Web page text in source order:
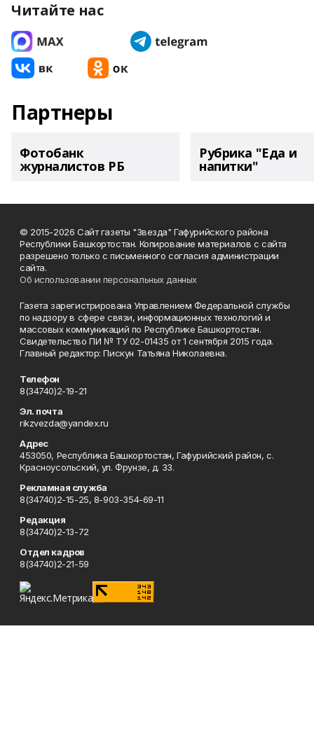
Читайте нас
Партнеры
Фотобанк
журналистов РБ
Рубрика "Еда и
напитки"
© 2015-2026 Сайт газеты "Звезда" Гафурийского района
Республики Башкортостан. Копирование материалов с сайта
разрешено только с письменного согласия администрации
сайта.
Об использовании персональных данных
Газета зарегистрирована Управлением Федеральной службы
по надзору в сфере связи, информационных технологий и
массовых коммуникаций по Республике Башкортостан.
Свидетельство ПИ № ТУ 02-01435 от 1 сентября 2015 года.
Главный редактор: Пискун Татьяна Николаевна.
Телефон
8(34740)2-19-21
Эл. почта
rikzvezda@yandex.ru
Адрес
453050, Республика Башкортостан, Гафурийский район, с.
Красноусольский, ул. Фрунзе, д. 33.
Рекламная служба
8(34740)2-15-25, 8-903-354-69-11
Редакция
8(34740)2-13-72
Отдел кадров
8(34740)2-21-59